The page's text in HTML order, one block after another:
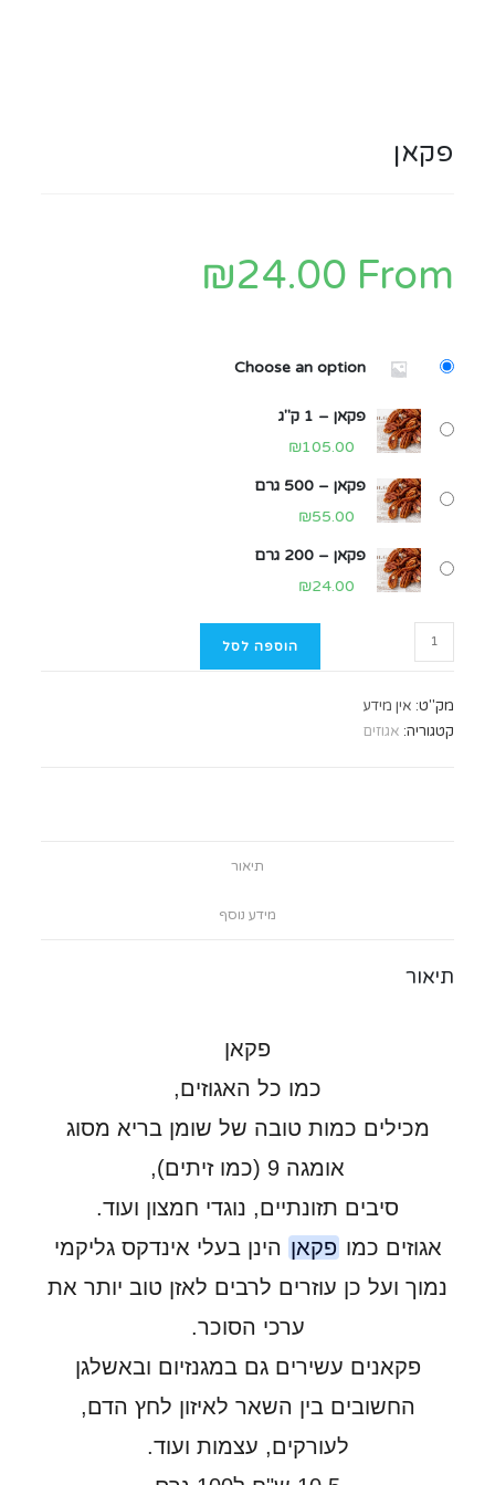
פקאן
From
₪24.00
Choose an option
פקאן – 1 ק"ג
₪105.00
פקאן – 500 גרם
₪55.00
פקאן – 200 גרם
₪24.00
הוספה לסל
מק"ט: אין מידע
קטגוריה: אגוזים
תיאור
מידע נוסף
תיאור
פקאן
כמו כל האגוזים,
מכילים כמות טובה של שומן בריא מסוג
אומגה 9 (כמו זיתים),
סיבים תזונתיים, נוגדי חמצון ועוד.
אגוזים כמו פקאן הינן בעלי אינדקס גליקמי
נמוך ועל כן עוזרים לרבים לאזן טוב יותר את
ערכי הסוכר.
פקאנים עשירים גם במגנזיום ובאשלגן
החשובים בין השאר לאיזון לחץ הדם,
לעורקים, עצמות ועוד.